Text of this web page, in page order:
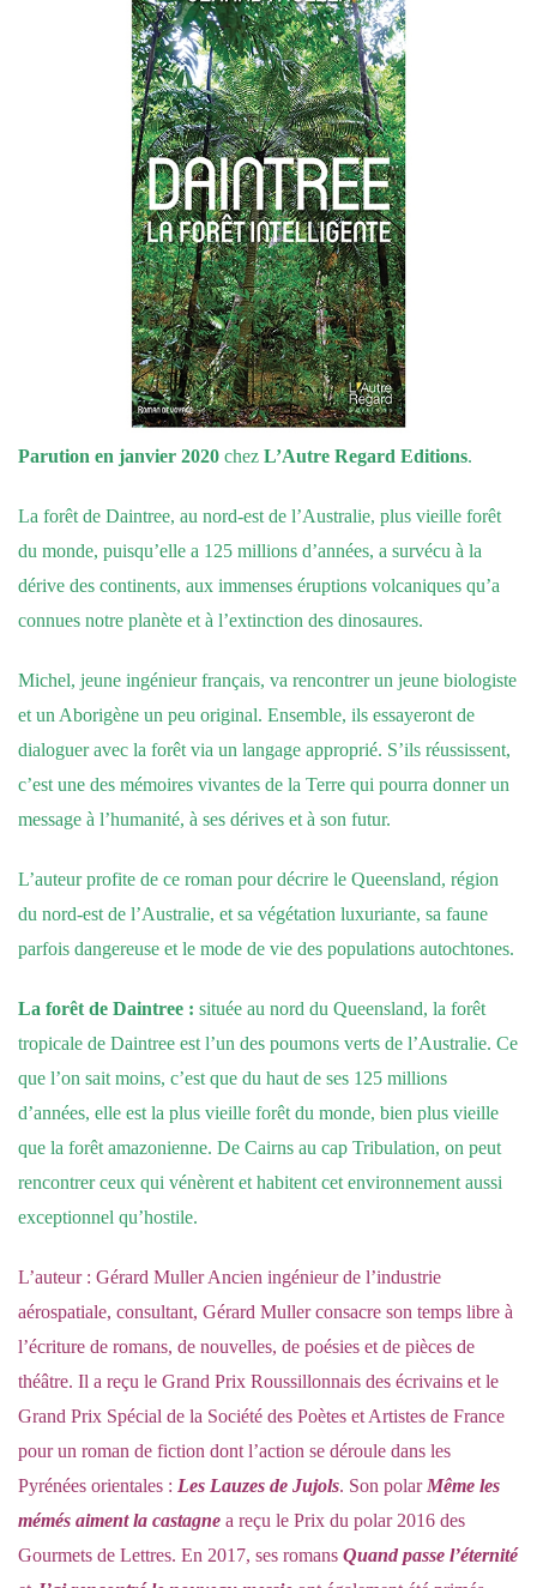
Parution en janvier 2020 chez L’Autre Regard Editions.
La forêt de Daintree, au nord-est de l’Australie, plus vieille forêt
du monde, puisqu’elle a 125 millions d’années, a survécu à la
dérive des continents, aux immenses éruptions volcaniques qu’a
connues notre planète et à l’extinction des dinosaures.
Michel, jeune ingénieur français, va rencontrer un jeune biologiste
et un Aborigène un peu original. Ensemble, ils essayeront de
dialoguer avec la forêt via un langage approprié. S’ils réussissent,
c’est une des mémoires vivantes de la Terre qui pourra donner un
message à l’humanité, à ses dérives et à son futur.
L’auteur profite de ce roman pour décrire le Queensland, région
du nord-est de l’Australie, et sa végétation luxuriante, sa faune
parfois dangereuse et le mode de vie des populations autochtones.
La forêt de Daintree : située au nord du Queensland, la forêt
tropicale de Daintree est l’un des poumons verts de l’Australie. Ce
que l’on sait moins, c’est que du haut de ses 125 millions
d’années, elle est la plus vieille forêt du monde, bien plus vieille
que la forêt amazonienne. De Cairns au cap Tribulation, on peut
rencontrer ceux qui vénèrent et habitent cet environnement aussi
exceptionnel qu’hostile.
L’auteur : Gérard Muller Ancien ingénieur de l’industrie
aérospatiale, consultant, Gérard Muller consacre son temps libre à
l’écriture de romans, de nouvelles, de poésies et de pièces de
théâtre. Il a reçu le Grand Prix Roussillonnais des écrivains et le
Grand Prix Spécial de la Société des Poètes et Artistes de France
pour un roman de fiction dont l’action se déroule dans les
Pyrénées orientales : Les Lauzes de Jujols. Son polar Même les
mémés aiment la castagne a reçu le Prix du polar 2016 des
Gourmets de Lettres. En 2017, ses romans Quand passe l’éternité